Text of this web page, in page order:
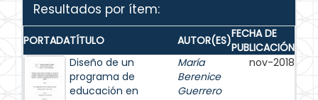
Resultados por ítem:
PORTADATÍTULO AUTOR(ES)FECHA DE
PUBLICACIÓN
Diseño de un
programa de
educación en
María
Berenice
Guerrero
nov-2018